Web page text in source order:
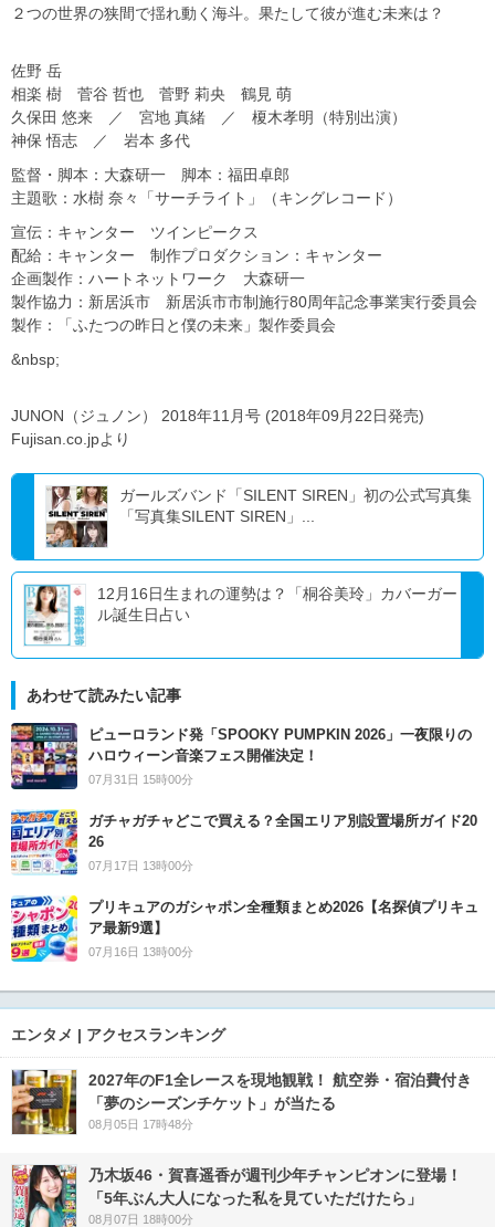
２つの世界の狭間で揺れ動く海斗。果たして彼が進む未来は？
佐野 岳
相楽 樹 菅谷 哲也 菅野 莉央 鶴見 萌
久保田 悠来 ／ 宮地 真緒 ／ 榎木孝明（特別出演）
神保 悟志 ／ 岩本 多代
監督・脚本：大森研一 脚本：福田卓郎
主題歌：水樹 奈々「サーチライト」（キングレコード）
宣伝：キャンター ツインピークス
配給：キャンター 制作プロダクション：キャンター
企画製作：ハートネットワーク 大森研一
製作協力：新居浜市 新居浜市市制施行80周年記念事業実行委員会
製作：「ふたつの昨日と僕の未来」製作委員会
&nbsp;
JUNON（ジュノン） 2018年11月号 (2018年09月22日発売)
Fujisan.co.jpより
ガールズバンド「SILENT SIREN」初の公式写真集
「写真集SILENT SIREN」...
12月16日生まれの運勢は？「桐谷美玲」カバーガー
ル誕生日占い
あわせて読みたい記事
ピューロランド発「SPOOKY PUMPKIN 2026」一夜限りの
ハロウィーン音楽フェス開催決定！
07月31日 15時00分
ガチャガチャどこで買える？全国エリア別設置場所ガイド20
26
07月17日 13時00分
プリキュアのガシャポン全種類まとめ2026【名探偵プリキュ
ア最新9選】
07月16日 13時00分
エンタメ | アクセスランキング
2027年のF1全レースを現地観戦！ 航空券・宿泊費付き
「夢のシーズンチケット」が当たる
08月05日 17時48分
乃木坂46・賀喜遥香が週刊少年チャンピオンに登場！
「5年ぶん大人になった私を見ていただけたら」
08月07日 18時00分